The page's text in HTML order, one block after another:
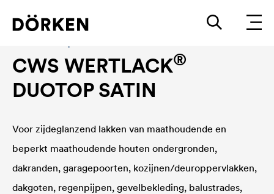
CWS WERTLACK®
DUOTOP SATIN
Voor zijdeglanzend lakken van maathoudende en
beperkt maathoudende houten ondergronden,
dakranden, garagepoorten, kozijnen/deuroppervlakken,
dakgoten, regenpijpen, gevelbekleding, balustrades,